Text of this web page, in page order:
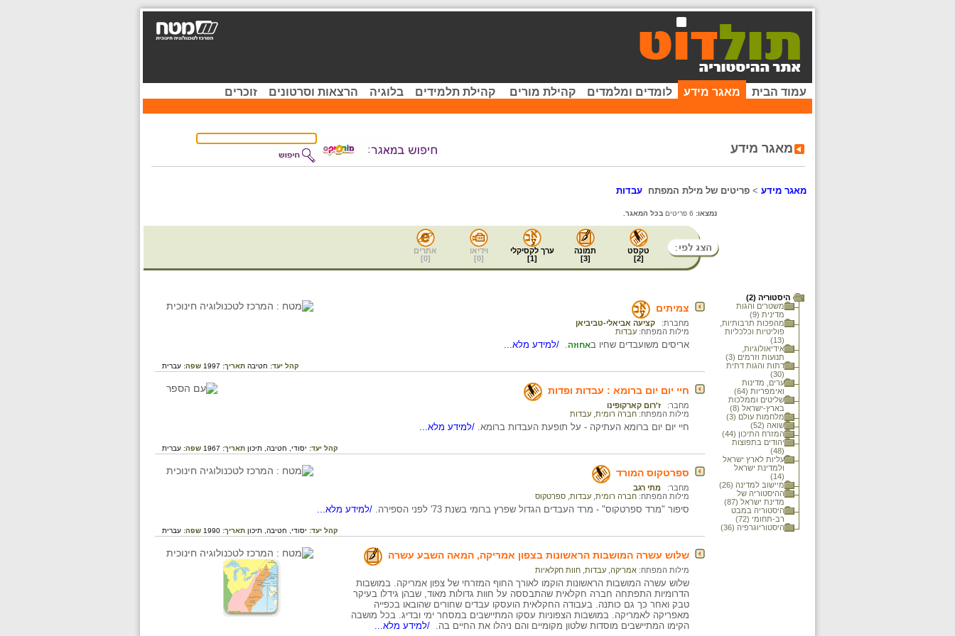
עמוד הבית מאגר מידע לומדים ומלמדים קהילת מורים קהילת תלמידים בלוגיה הרצאות וסרטונים זוכרים
מאגר מידע
מאגר מידע > פריטים של מילת המפתח עבדות
נמצאו: בכל המאגר.
טקסט
[
2
]
תמונה
[
3
]
ערך לקסיקלי
[
1
]
וידיאו
[
0
]
אתרים
[
0
]
היסטוריה (2)
משטרים והגות
מדינית (9)
מהפכות תרבותיות,
פוליטיות וכלכליות
(13)
אידיאולוגיות,
תנועות וזרמים (3)
דתות והגות דתית
(30)
ערים, מדינות
ואימפריות (64)
שליטים וממלכות
בארץ-ישראל (8)
מלחמות עולם (3)
שואה (52)
המזרח התיכון (44)
יהודים בתפוצות
(48)
עליות לארץ ישראל
ולמדינת ישראל
(14)
מיישוב למדינה (26)
ההיסטוריה של
מדינת ישראל (87)
היסטוריה במבט
רב-תחומי (72)
היסטוריוגרפיה (36)
צמיתים
מחברת:
קציעה אביאלי-טביביאן
מילות המפתח: עבדות
אריסים משועבדים שחיו באחוזה. /למידע מלא...
קהל יעד: חטיבה תאריך: 1997 שפה: עברית
חיי יום יום ברומא : עבדות ופדות
מחבר:
ז'רום קארקופינו
מילות המפתח: חברה רומית עבדות
חיי יום יום ברומא העתיקה - על תופעת העבדות ברומא. /למידע מלא...
קהל יעד: יסודי, חטיבה, תיכון תאריך: 1967 שפה: עברית
ספרטקוס המורד
מחבר:
מתי רגב
מילות המפתח: חברה רומית עבדות ספרטקוס
סיפור "מרד ספרטקוס" - מרד העבדים הגדול שפרץ ברומי בשנת 73' לפני הספירה. /למידע מלא...
קהל יעד: יסודי, חטיבה, תיכון תאריך: 1990 שפה: עברית
שלוש עשרה המושבות הראשונות בצפון אמריקה, המאה השבע עשרה
מילות המפתח: אמריקה עבדות חוות חקלאיות
שלוש עשרה המושבות הראשונות הוקמו לאורך החוף המזרחי של צפון אמריקה. במושבות
הדרומיות התפתחה חברה חקלאית שהתבססה על חוות גדולות מאוד, שבהן גידלו בעיקר
טבק ואחר כך גם כותנה. בעבודה החקלאית הועסקו עבדים שחורים שהובאו בכפייה
מאפריקה לאמריקה. במושבות הצפוניות עסקו המתיישבים במסחר ימי ובדיג. בכל מושבה
הקימו המתיישבים מוסדות שלטון מקומיים והם ניהלו את החיים בה. /למידע מלא...